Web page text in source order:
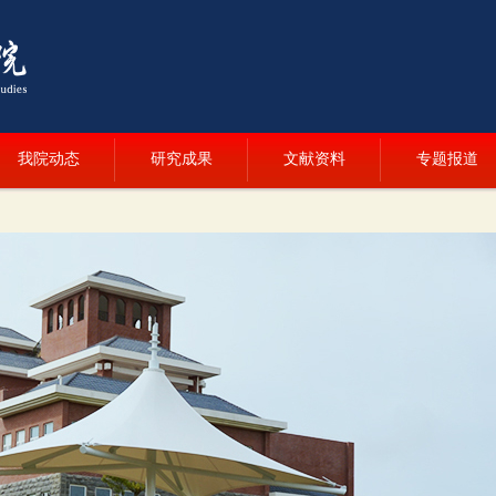
我院动态 研究成果 文献资料 专题报道